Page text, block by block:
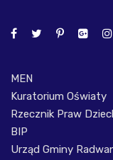
MEN
Kuratorium Oświaty
Rzecznik Praw
BIP
Urząd Gminy